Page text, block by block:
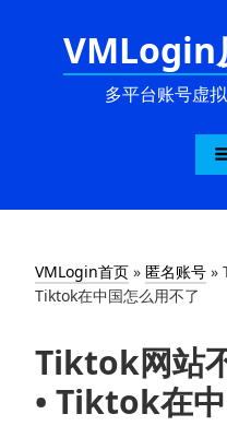
VMLogin
多平台账号虚
VMLogin首页 » 匿名账号 »
Tiktok在中国怎么用不了
Tiktok网站
• Tiktok在